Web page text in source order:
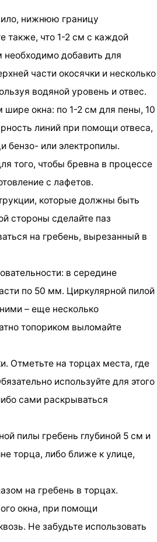
нижнюю границу
также, что 1-2 см с каждой
добавить для
части окосячки и несколько
водяной уровень и отвес.
шире окна: по 1-2 см для пены, 10
линий при помощи отвеса,
бензо- или электропилы.
того, чтобы бревна в процессе
с лафетов.
которые должны быть
стороны сделайте паз
на гребень, вырезанный в
в середине
по 50 мм. Циркулярной пилой
– еще несколько
топориком выломайте
Отметьте на торцах места, где
используйте для этого
сами раскрываться
пилы гребень глубиной 5 см и
торца, либо ближе к улице,
на гребень в торцах.
окна, при помощи
Не забудьте использовать